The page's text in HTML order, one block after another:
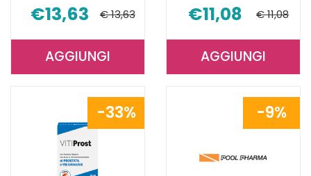
€13,63 € 13,63
AGGIUNGIAGGIUNGI SEDANAM
30CPR AL
CARRELLO
€11,08 € 11,08
AGGIUNGIAGGIUNGI
10FL
25ML AL
33% 9%